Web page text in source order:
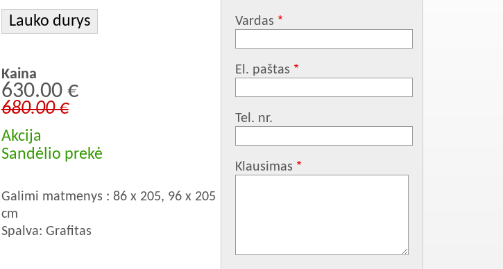
Lauko durys
Kaina
630.00 €
680.00 €
Akcija
Sandėlio prekė
Galimi matmenys : 86 x 205, 96 x 205
cm
Spalva: Grafitas
Vardas
El. paštas
Tel. nr.
Klausimas